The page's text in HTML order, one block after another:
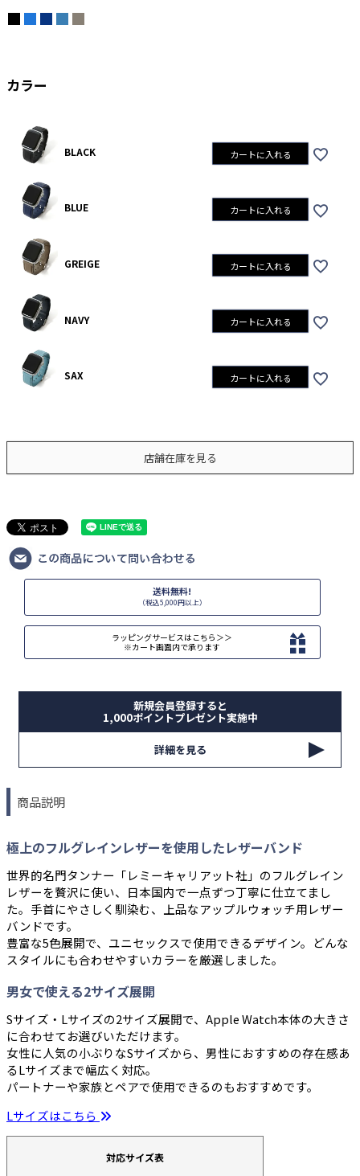
カラー
BLACK カートに入れる
BLUE カートに入れる
GREIGE カートに入れる
NAVY カートに入れる
SAX カートに入れる
店舗在庫を見る
送料無料!
（税込5,000円以上）
ラッピングサービスはこちら＞＞
※カート画面内で承ります
新規会員登録すると
1,000ポイントプレゼント実施中
詳細を見る
商品説明
極上のフルグレインレザーを使用したレザーバンド
世界的名門タンナー「レミーキャリアット社」のフルグレイン
レザーを贅沢に使い、日本国内で一点ずつ丁寧に仕立てまし
た。手首にやさしく馴染む、上品なアップルウォッチ用レザー
バンドです。
豊富な5色展開で、ユニセックスで使用できるデザイン。どんな
スタイルにも合わせやすいカラーを厳選しました。
男女で使える2サイズ展開
Sサイズ・Lサイズの2サイズ展開で、Apple Watch本体の大きさ
に合わせてお選びいただけます。
女性に人気の小ぶりなSサイズから、男性におすすめの存在感あ
るLサイズまで幅広く対応。
パートナーや家族とペアで使用できるのもおすすめです。
Lサイズはこちら
対応サイズ表